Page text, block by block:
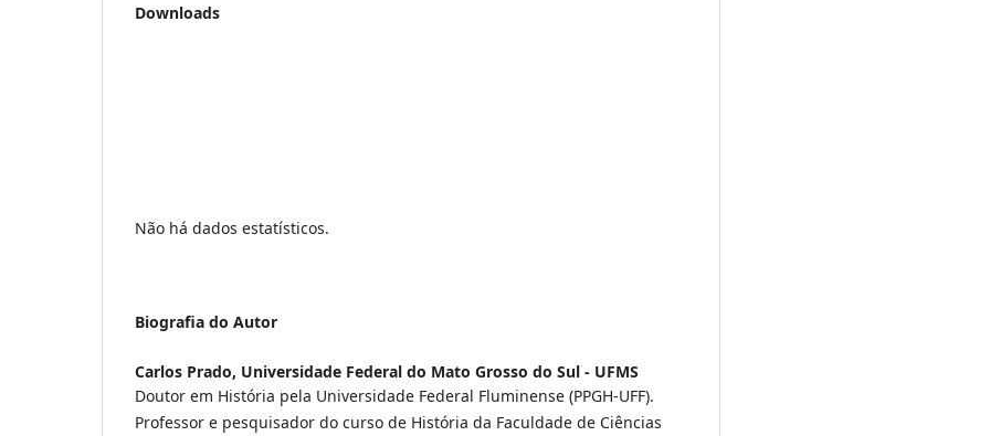
Downloads
Não há dados estatísticos.
Biografia do Autor
Carlos Prado, Universidade Federal do Mato Grosso do Sul - UFMS
Doutor em História pela Universidade Federal Fluminense (PPGH-UFF).
Professor e pesquisador do curso de História da Faculdade de Ciências